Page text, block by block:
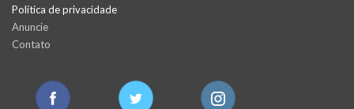
Política de privacidade
Anuncie
Contato